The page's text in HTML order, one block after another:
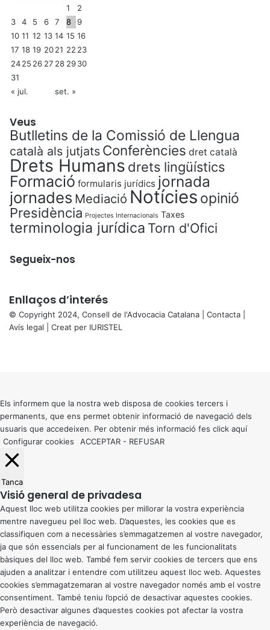
1
2
3
4 5 6 7 8
9
10 11 12 13 14 15 16
17 18 19 2021 22 23
2425 26 27 28 2930
31
« jul.
set. »
Veus
Butlletins de la Comissió de Llengua
català als jutjats Conferències dret català
Drets Humans drets lingüístics
Formació formularis jurídics jornada
jornades Mediació Notícies opinió
Presidència Projectes Internacionals Taxes
terminologia jurídica Torn d'Ofici
Segueix-nos
Enllaços d’interés
© Copyright 2024, Consell de l'Advocacia Catalana | Contacta
Avís legal | Creat per IURISTEL
button
Els informem que la nostra web disposa de cookies tercers i
permanents, que ens permet obtenir informació de navegació dels
usuaris que accedeixen. Per obtenir més informació fes click aquí
Configurar cookies
ACCEPTAR - REFUSAR
Tanca
Visió general de privadesa
Aquest lloc web utilitza cookies per millorar la vostra experiència
mentre navegueu pel lloc web. D’aquestes, les cookies que es
classifiquen com a necessàries s’emmagatzemen al vostre navegador,
ja que són essencials per al funcionament de les funcionalitats
bàsiques del lloc web. També fem servir cookies de tercers que ens
ajuden a analitzar i entendre com utilitzeu aquest lloc web. Aquestes
cookies s’emmagatzemaran al vostre navegador només amb el vostre
consentiment. També teniu l’opció de desactivar aquestes cookies.
Però desactivar algunes d’aquestes cookies pot afectar la vostra
experiència de navegació.